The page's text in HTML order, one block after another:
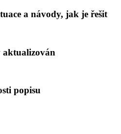
a návody, jak je řešit
aktualizován
popisu